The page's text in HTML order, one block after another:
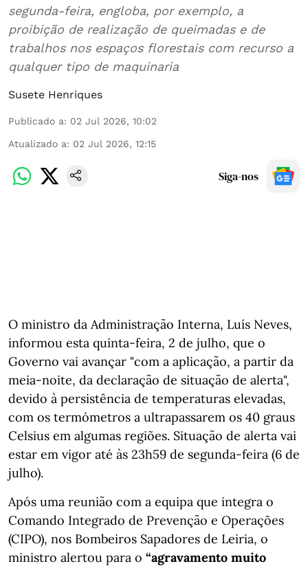
segunda-feira, engloba, por exemplo, a
proibição de realização de queimadas e de
trabalhos nos espaços florestais com recurso a
qualquer tipo de maquinaria
Susete Henriques
Publicado a: 02 Jul 2026, 10:02
Atualizado a: 02 Jul 2026, 12:15
Siga-nos
O ministro da Administração Interna, Luís Neves,
informou esta quinta-feira, 2 de julho, que o
Governo vai avançar "com a aplicação, a partir da
meia-noite, da declaração de situação de alerta",
devido à persistência de temperaturas elevadas,
com os termómetros a ultrapassarem os 40 graus
Celsius em algumas regiões. Situação de alerta vai
estar em vigor até às 23h59 de segunda-feira (6 de
julho).
Após uma reunião com a equipa que integra o
Comando Integrado de Prevenção e Operações
(CIPO), nos Bombeiros Sapadores de Leiria, o
ministro alertou para o “agravamento muito